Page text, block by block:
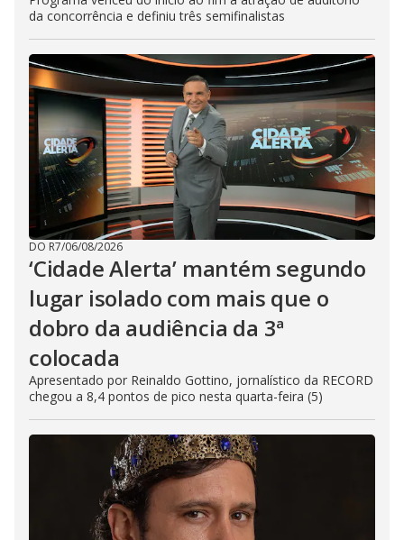
da concorrência e definiu três semifinalistas
DO R7/06/08/2026
‘Cidade Alerta’ mantém segundo
lugar isolado com mais que o
dobro da audiência da 3ª
colocada
Apresentado por Reinaldo Gottino, jornalístico da RECORD
chegou a 8,4 pontos de pico nesta quarta-feira (5)